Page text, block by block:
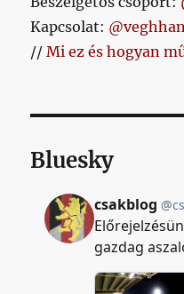
Kapcsolat:
//Mi ez és hogyan
Bluesky